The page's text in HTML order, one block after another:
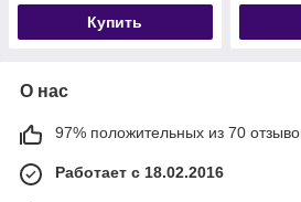
Купить
О нас
97% положительных из 70
Работает с 18.02.2016